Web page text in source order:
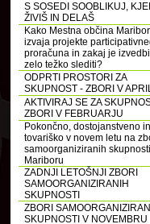
S SOSEDI SOOBLIKUJ,
ŽIVIŠ IN DELAŠ
Kako Mestna občina Maribor
izvaja projekte
proračuna in zakaj je izvedbi
zelo težko slediti?
ODPRTI PROSTORI ZA
SKUPNOST - ZBORI V
AKTIVIRAJ SE ZA
ZBORI V FEBRUARJU
Pokončno, dostojanstveno in
tovariško v novem letu na
samoorganiziranih
Mariboru
ZADNJI LETOŠNJI ZBORI
SAMOORGANIZIRANIH
SKUPNOSTI
ZBORI
SKUPNOSTI V NOVEMBRU